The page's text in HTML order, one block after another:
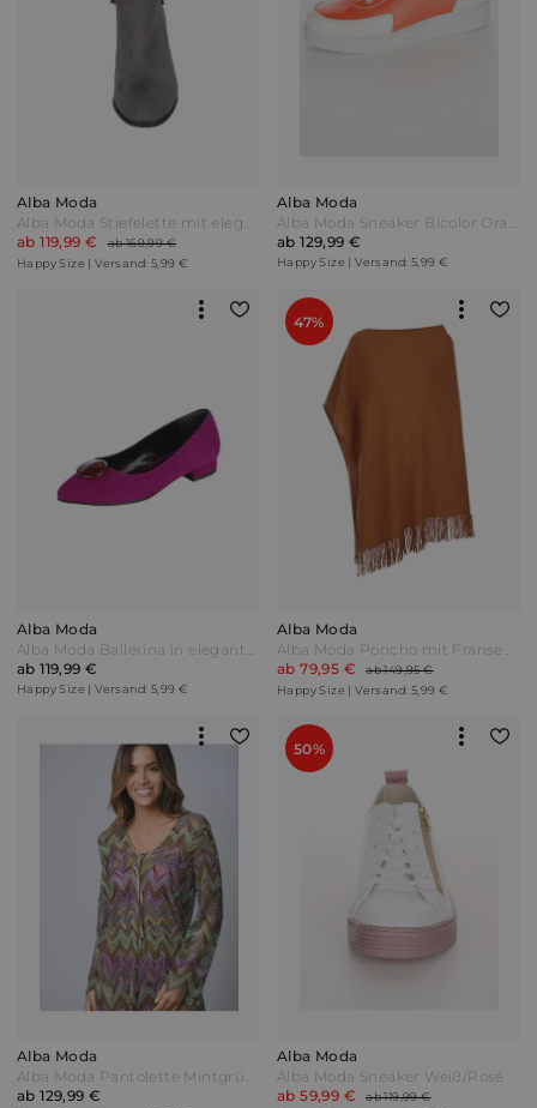
Alba Moda
Alba Moda Stiefelette mit eleganten Rüschen Grau
ab 119,99 €
ab 169,99 €
Happy Size | Versand: 5,99 €
Alba Moda
Alba Moda Sneaker Bicolor Orange/Weiß
ab 129,99 €
Happy Size | Versand: 5,99 €
Alba Moda
Alba Moda Ballerina in eleganter spitzer Form Lila
ab 119,99 €
Happy Size | Versand: 5,99 €
47%
Alba Moda
Alba Moda Poncho mit Fransenabschlüssen aus reinem Kaschmir Zimt Braun
ab 79,95 €
ab 149,95 €
Happy Size | Versand: 5,99 €
Alba Moda
Alba Moda Pantolette Mintgrün/Lavendel
ab 129,99 €
50%
Alba Moda
Alba Moda Sneaker Weiß/Rosé
ab 59,99 €
ab 119,99 €